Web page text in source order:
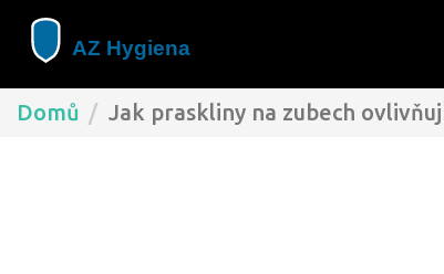
Domů Jak praskliny na zubech